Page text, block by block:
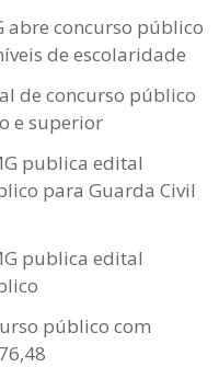
abre concurso público
de escolaridade
de concurso público
e superior
publica edital
para Guarda Civil
publica edital
público com